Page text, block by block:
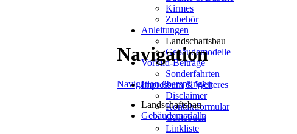
Kirmes
Zubehör
Anleitungen
Landschaftsbau
Gebäudemodelle
Vorbild-Beiträge
Sonderfahrten
Impressum & Weiteres
Disclaimer
Kontaktformular
Gästebuch
Linkliste
Navigation
Navigation überspringen
Landschaftsbau
Gebäudemodelle